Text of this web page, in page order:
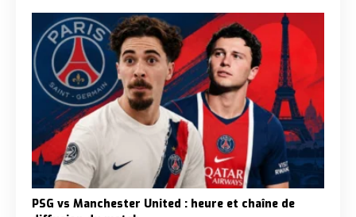
PSG vs Manchester United : heure et chaîne de